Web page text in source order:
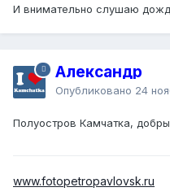
И внимательно слушаю
Александр
Опубликовано 24
Полуостров Камчатка,
www.fotopetropavlovsk.ru